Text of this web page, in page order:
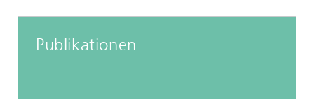
Publikationen